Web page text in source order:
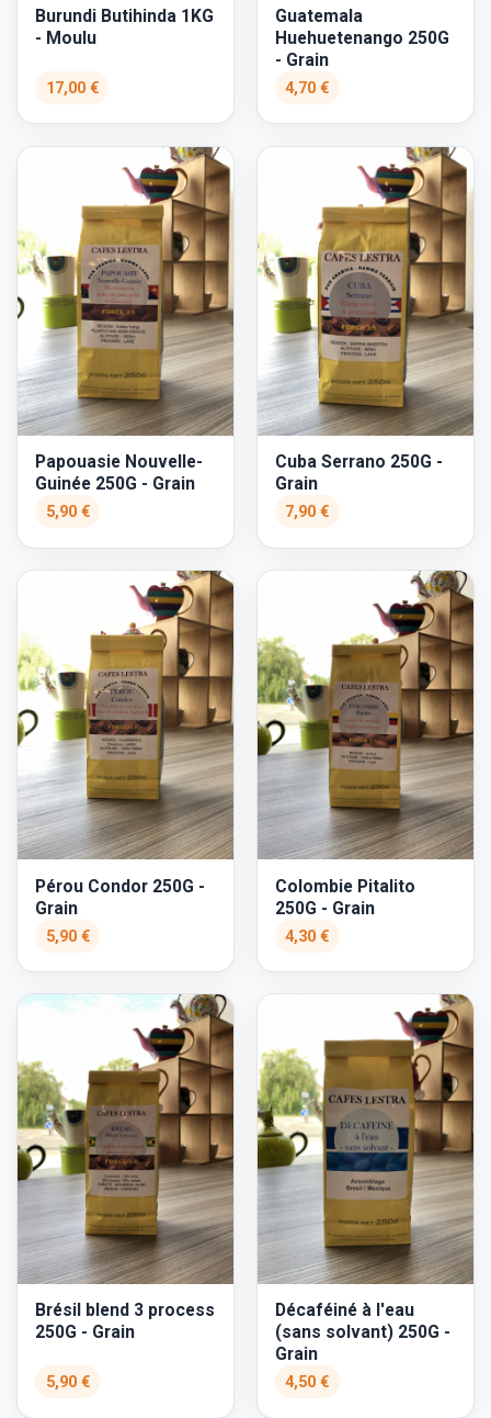
Burundi Butihinda 1KG
- Moulu
17,00 €
Guatemala
Huehuetenango 250G
- Grain
4,70 €
Papouasie Nouvelle-
Guinée 250G - Grain
5,90 €
Cuba Serrano 250G -
Grain
7,90 €
Pérou Condor 250G -
Grain
5,90 €
Colombie Pitalito
250G - Grain
4,30 €
Brésil blend 3 process
250G - Grain
5,90 €
Décaféiné à l'eau
(sans solvant) 250G -
Grain
4,50 €